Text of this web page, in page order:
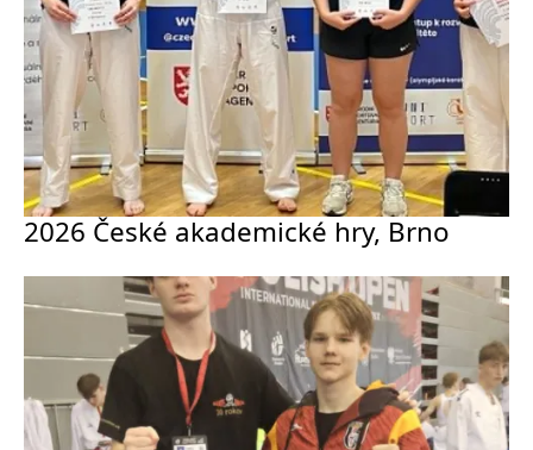
2026 České akademické hry, Brno